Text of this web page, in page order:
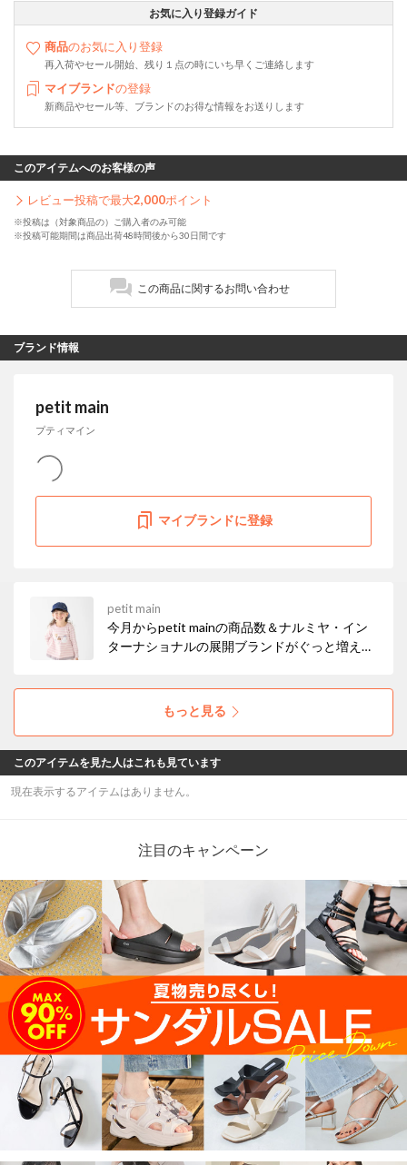
お気に入り登録ガイド
商品のお気に入り登録
再入荷やセール開始、残り１点の時にいち早くご連絡します
マイブランドの登録
新商品やセール等、ブランドのお得な情報をお送りします
このアイテムへのお客様の声
レビュー投稿で最大2,000ポイント
※投稿は（対象商品の）ご購入者のみ可能
※投稿可能期間は商品出荷48時間後から30日間です
この商品に関するお問い合わせ
ブランド情報
petit main
プティマイン
マイブランドに登録
petit main
今月からpetit mainの商品数＆ナルミヤ・イン
ターナショナルの展開ブランドがぐっと増えま
もっと見る
このアイテムを見た人はこれも見ています
現在表示するアイテムはありません。
注目のキャンペーン